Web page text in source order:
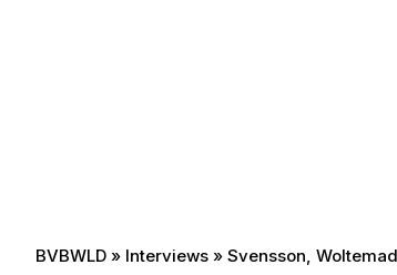
BVBWLD » Interviews » Svensson,